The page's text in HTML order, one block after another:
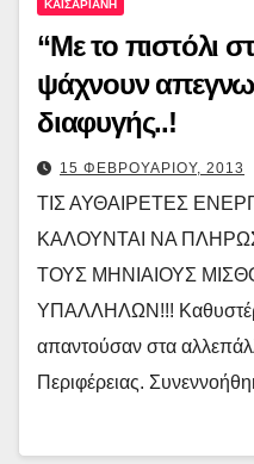
ΚΑΙΣΑΡΙΑΝΗ
“Με το πιστόλι
ψάχνουν
διαφυγής..!
15 ΦΕΒΡΟΥΑΡΙΟΥ, 2013
ΤΙΣ ΑΥΘΑΙΡΕΤΕΣ
ΚΑΛΟΥΝΤΑΙ ΝΑ
ΤΟΥΣ ΜΗΝΙΑΙΟΥΣ
ΥΠΑΛΛΗΛΩΝ!!!
απαντούσαν στα
Περιφέρειας.